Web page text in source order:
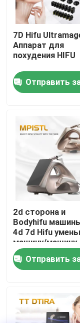
Дом
Продукты
Ролики
VR - шоу
О нас
Путешествие
Проверка
Свяжитесь мы
Спросите
7D Hifu
Аппарат для
похудения HIFU
Отправить
2d сторона и
Bodyhifu
4d 7d Hifu
машину/машину
подниматься
стороны Hifu
Отправить